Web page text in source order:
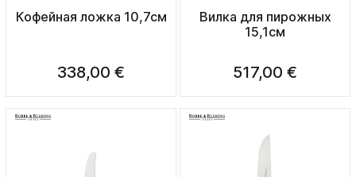
Кофейная ложка 10,7см
338,00 €
Вилка для пирожных
15,1см
517,00 €